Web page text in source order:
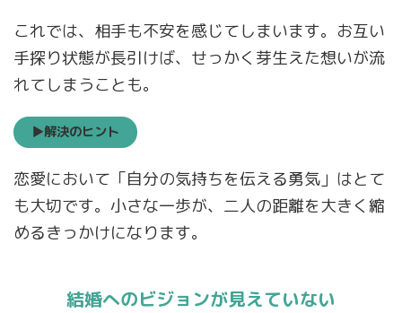
これでは、相手も不安を感じてしまいます。お互い
手探り状態が長引けば、せっかく芽生えた想いが流
れてしまうことも。
▶解決のヒント
恋愛において「自分の気持ちを伝える勇気」はとて
も大切です。小さな一歩が、二人の距離を大きく縮
めるきっかけになります。
結婚へのビジョンが見えていない